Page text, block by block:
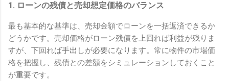
1. ローンの残債と売却想定価格のバランス
最も基本的な基準は、売却金額でローンを一括返済できるか
どうかです。売却価格がローン残債を上回れば利益が残りま
すが、下回れば手出しが必要になります。常に物件の市場価
格を把握し、残債との差額をシミュレーションしておくこと
が重要です。